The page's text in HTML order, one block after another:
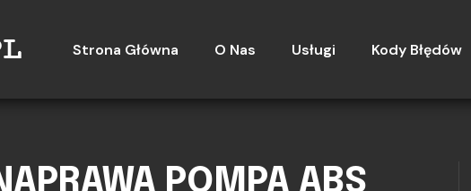
Strona Główna O Nas Usługi Kody Błędów
POMPA ABS